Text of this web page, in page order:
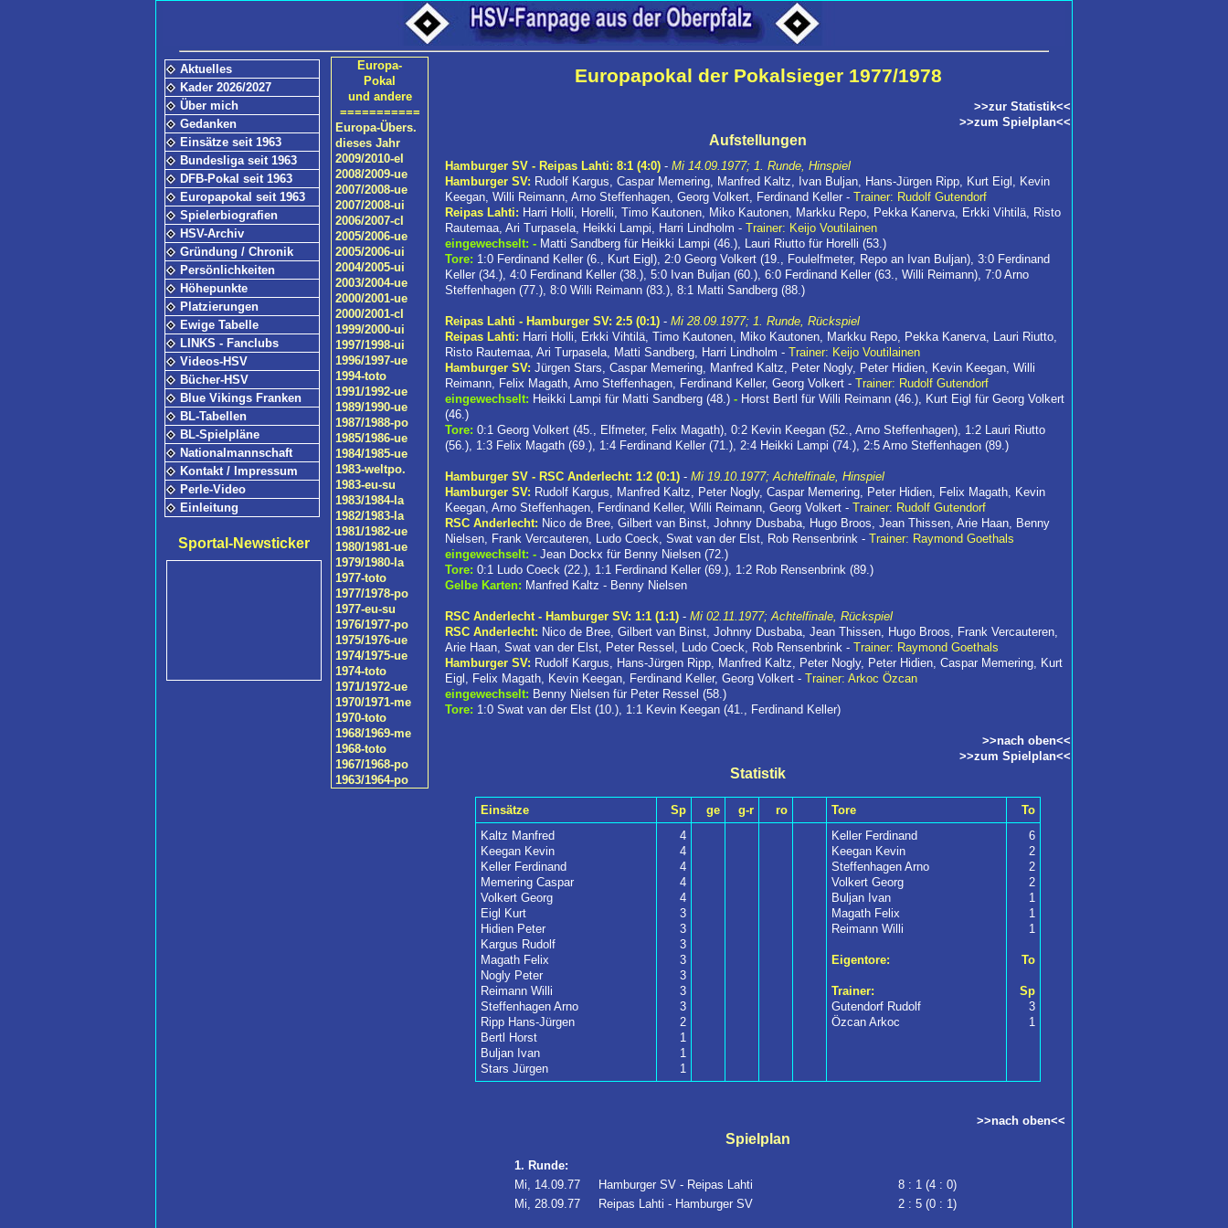
Aktuelles
Kader 2026/2027
Über mich
Gedanken
Einsätze seit 1963
Bundesliga seit 1963
DFB-Pokal seit 1963
Europapokal seit 1963
Spielerbiografien
HSV-Archiv
Gründung / Chronik
Persönlichkeiten
Höhepunkte
Platzierungen
Ewige Tabelle
LINKS - Fanclubs
Videos-HSV
Bücher-HSV
Blue Vikings Franken
BL-Tabellen
BL-Spielpläne
Nationalmannschaft
Kontakt / Impressum
Perle-Video
Einleitung
Sportal-Newsticker
Europapokal der Pokalsieger 1977/1978
>>zur Statistik<<
>>zum Spielplan<<
Aufstellungen
Hamburger SV - Reipas Lahti: 8:1 (4:0) - Mi 14.09.1977; 1. Runde, Hinspiel
Hamburger SV: Rudolf Kargus, Caspar Memering, Manfred Kaltz, Ivan Buljan, Hans-Jürgen Ripp, Kurt Eigl, Kevin
Keegan, Willi Reimann, Arno Steffenhagen, Georg Volkert, Ferdinand Keller - Trainer: Rudolf Gutendorf
Reipas Lahti: Harri Holli, Horelli, Timo Kautonen, Miko Kautonen, Markku Repo, Pekka Kanerva, Erkki Vihtilä, Risto
Rautemaa, Ari Turpasela, Heikki Lampi, Harri Lindholm - Trainer: Keijo Voutilainen
eingewechselt: - Matti Sandberg für Heikki Lampi (46.), Lauri Riutto für Horelli (53.)
Tore: 1:0 Ferdinand Keller (6., Kurt Eigl), 2:0 Georg Volkert (19., Foulelfmeter, Repo an Ivan Buljan), 3:0 Ferdinand
Keller (34.), 4:0 Ferdinand Keller (38.), 5:0 Ivan Buljan (60.), 6:0 Ferdinand Keller (63., Willi Reimann), 7:0 Arno
Steffenhagen (77.), 8:0 Willi Reimann (83.), 8:1 Matti Sandberg (88.)
Reipas Lahti - Hamburger SV: 2:5 (0:1) - Mi 28.09.1977; 1. Runde, Rückspiel
Reipas Lahti: Harri Holli, Erkki Vihtilä, Timo Kautonen, Miko Kautonen, Markku Repo, Pekka Kanerva, Lauri Riutto,
Risto Rautemaa, Ari Turpasela, Matti Sandberg, Harri Lindholm - Trainer: Keijo Voutilainen
Hamburger SV: Jürgen Stars, Caspar Memering, Manfred Kaltz, Peter Nogly, Peter Hidien, Kevin Keegan, Willi
Reimann, Felix Magath, Arno Steffenhagen, Ferdinand Keller, Georg Volkert - Trainer: Rudolf Gutendorf
eingewechselt: Heikki Lampi für Matti Sandberg (48.) - Horst Bertl für Willi Reimann (46.), Kurt Eigl für Georg Volkert
(46.)
Tore: 0:1 Georg Volkert (45., Elfmeter, Felix Magath), 0:2 Kevin Keegan (52., Arno Steffenhagen), 1:2 Lauri Riutto
(56.), 1:3 Felix Magath (69.), 1:4 Ferdinand Keller (71.), 2:4 Heikki Lampi (74.), 2:5 Arno Steffenhagen (89.)
Hamburger SV - RSC Anderlecht: 1:2 (0:1) - Mi 19.10.1977; Achtelfinale, Hinspiel
Hamburger SV: Rudolf Kargus, Manfred Kaltz, Peter Nogly, Caspar Memering, Peter Hidien, Felix Magath, Kevin
Keegan, Arno Steffenhagen, Ferdinand Keller, Willi Reimann, Georg Volkert - Trainer: Rudolf Gutendorf
RSC Anderlecht: Nico de Bree, Gilbert van Binst, Johnny Dusbaba, Hugo Broos, Jean Thissen, Arie Haan, Benny
Nielsen, Frank Vercauteren, Ludo Coeck, Swat van der Elst, Rob Rensenbrink - Trainer: Raymond Goethals
eingewechselt: - Jean Dockx für Benny Nielsen (72.)
Tore: 0:1 Ludo Coeck (22.), 1:1 Ferdinand Keller (69.), 1:2 Rob Rensenbrink (89.)
Gelbe Karten: Manfred Kaltz - Benny Nielsen
RSC Anderlecht - Hamburger SV: 1:1 (1:1) - Mi 02.11.1977; Achtelfinale, Rückspiel
RSC Anderlecht: Nico de Bree, Gilbert van Binst, Johnny Dusbaba, Jean Thissen, Hugo Broos, Frank Vercauteren,
Arie Haan, Swat van der Elst, Peter Ressel, Ludo Coeck, Rob Rensenbrink - Trainer: Raymond Goethals
Hamburger SV: Rudolf Kargus, Hans-Jürgen Ripp, Manfred Kaltz, Peter Nogly, Peter Hidien, Caspar Memering, Kurt
Eigl, Felix Magath, Kevin Keegan, Ferdinand Keller, Georg Volkert - Trainer: Arkoc Özcan
eingewechselt: Benny Nielsen für Peter Ressel (58.)
Tore: 1:0 Swat van der Elst (10.), 1:1 Kevin Keegan (41., Ferdinand Keller)
>>nach oben<<
>>zum Spielplan<<
Statistik
Einsätze Sp ge g-r ro Tore
To
Kaltz Manfred
Keegan Kevin
Keller Ferdinand
Memering Caspar
Volkert Georg
Eigl Kurt
Hidien Peter
Kargus Rudolf
Magath Felix
Nogly Peter
Reimann Willi
Steffenhagen Arno
Ripp Hans-Jürgen
Bertl Horst
Buljan Ivan
Stars Jürgen
4
4
4
4
4
3
3
3
3
3
3
3
2
1
1
1
Keller Ferdinand
Keegan Kevin
Steffenhagen Arno
Volkert Georg
Buljan Ivan
Magath Felix
Reimann Willi
Eigentore:
Trainer:
Gutendorf Rudolf
Özcan Arkoc
6
2
2
2
1
1
1
To
Sp
3
1
>>nach oben<<
Spielplan
1. Runde:
Mi, 14.09.77
Hamburger SV - Reipas Lahti
8 : 1 (4 : 0)
Mi, 28.09.77
Reipas Lahti - Hamburger SV 2 : 5 (0 : 1)
Europa-
Pokal
und andere
===========
Europa-Übers.
dieses Jahr
2009/2010-el
2008/2009-ue
2007/2008-ue
2007/2008-ui
2006/2007-cl
2005/2006-ue
2005/2006-ui
2004/2005-ui
2003/2004-ue
2000/2001-ue
2000/2001-cl
1999/2000-ui
1997/1998-ui
1996/1997-ue
1994-toto
1991/1992-ue
1989/1990-ue
1987/1988-po
1985/1986-ue
1984/1985-ue
1983-weltpo.
1983-eu-su
1983/1984-la
1982/1983-la
1981/1982-ue
1980/1981-ue
1979/1980-la
1977-toto
1977/1978-po
1977-eu-su
1976/1977-po
1975/1976-ue
1974/1975-ue
1974-toto
1971/1972-ue
1970/1971-me
1970-toto
1968/1969-me
1968-toto
1967/1968-po
1963/1964-po